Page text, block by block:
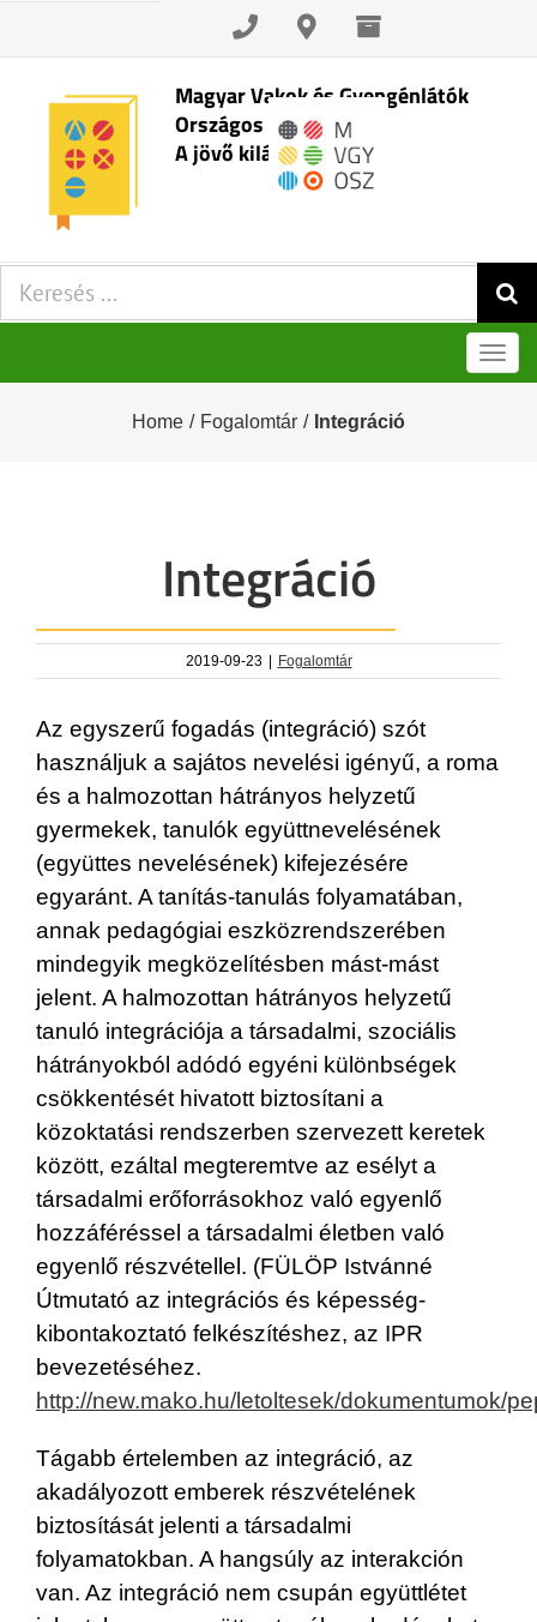
Skip
content
Magyar Vakok és Gyengénlátók
Országos Szövetsége
A jövő kilátásai
Keresés:
Home / Fogalomtár / Integráció
Integráció
2019-09-23 | Fogalomtár
Az egyszerű fogadás (integráció) szót
használjuk a sajátos nevelési igényű, a roma
és a halmozottan hátrányos helyzetű
gyermekek, tanulók együttnevelésének
(együttes nevelésének) kifejezésére
egyaránt. A tanítás-tanulás folyamatában,
annak pedagógiai eszközrendszerében
mindegyik megközelítésben mást-mást
jelent. A halmozottan hátrányos helyzetű
tanuló integrációja a társadalmi, szociális
hátrányokból adódó egyéni különbségek
csökkentését hivatott biztosítani a
közoktatási rendszerben szervezett keretek
között, ezáltal megteremtve az esélyt a
társadalmi erőforrásokhoz való egyenlő
hozzáféréssel a társadalmi életben való
egyenlő részvétellel. (FÜLÖP Istvánné
Útmutató az integrációs és képesség-
kibontakoztató felkészítéshez, az IPR
bevezetéséhez.
http://new.mako.hu/letoltesek/dokumentumok/
Tágabb értelemben az integráció, az
akadályozott emberek részvételének
biztosítását jelenti a társadalmi
folyamatokban. A hangsúly az interakción
van. Az integráció nem csupán együttlétet